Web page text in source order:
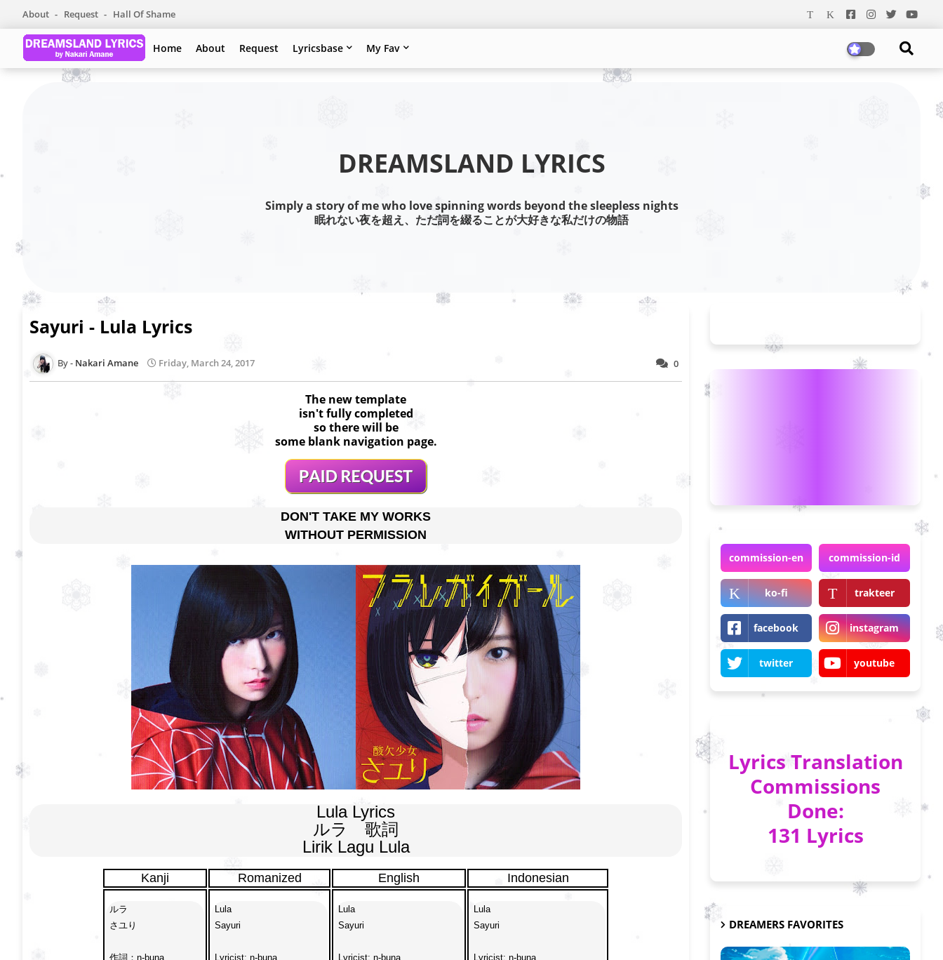
About Request Hall Of Shame
Home About Request Lyricsbase My Fav
DREAMSLAND LYRICS
Simply a story of me who love spinning words beyond the sleepless nights
眠れない夜を超え、ただ詞を綴ることが大好きな私だけの物語
Sayuri - Lula Lyrics
0
Nakari Amane Friday, March 24, 2017
The new template
isn't fully completed
so there will be
some blank navigation page.
DON'T TAKE MY WORKS
WITHOUT PERMISSION
Lula Lyrics
ルラ　歌詞
Lirik Lagu Lula
Kanji Romanized English Indonesian
ルラ
さユり
作詞：n-buna
Lula
Sayuri
Lyricist: n-buna
Lula
Sayuri
Lyricist: n-buna
Lula
Sayuri
Lyricist: n-buna
commission-en commission-id
ko-fi trakteer
facebook instagram
twitter youtube
Lyrics Translation
Commissions
Done:
131 Lyrics
DREAMERS FAVORITES